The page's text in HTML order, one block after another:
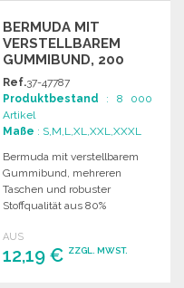
BERMUDA MIT
VERSTELLBAREM
GUMMIBUND, 200
G/M²
Ref.37-47787
Produktbestand : 8 000
Artikel
Maße : S,M,L,XL,XXL,XXXL
Bermuda mit verstellbarem
Gummibund, mehreren
Taschen und robuster
Stoffqualität aus 80%
Polyester.
AUS
12,19 € ZZGL. MWST.